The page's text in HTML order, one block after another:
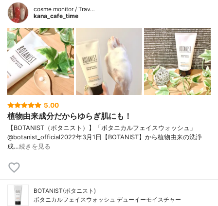
cosme monitor / Trav…
kana_cafe_time
5.00
植物由来成分だからゆらぎ肌にも！
【BOTANIST（ボタニスト）】「ボタニカルフェイスウォッシュ」
@botanist_official2022年3月1日【BOTANIST】から植物由来の洗浄
成…続きを見る
BOTANIST(ボタニスト)
ボタニカルフェイスウォッシュ デューイーモイスチャー